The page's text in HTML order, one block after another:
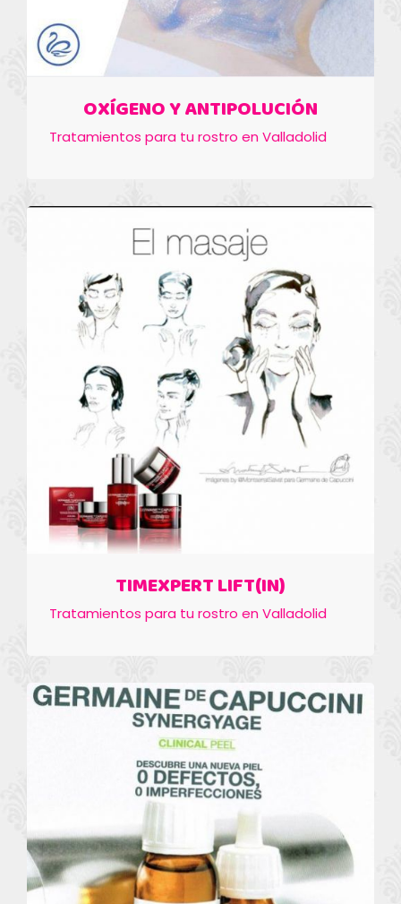
OXÍGENO Y ANTIPOLUCIÓN
Tratamientos para tu rostro en Valladolid
TIMEXPERT LIFT(IN)
Tratamientos para tu rostro en Valladolid